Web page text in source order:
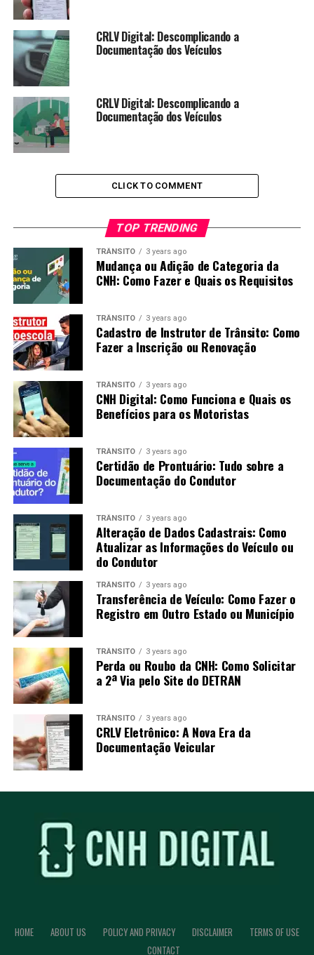
CRLV Digital: Descomplicando a
Documentação dos Veículos
CRLV Digital: Descomplicando a
Documentação dos Veículos
CLICK TO COMMENT
TOP TRENDING
TRÂNSITO 3 years ago
Mudança ou Adição de Categoria da
CNH: Como Fazer e Quais os Requisitos
TRÂNSITO 3 years ago
Cadastro de Instrutor de Trânsito: Como
Fazer a Inscrição ou Renovação
TRÂNSITO 3 years ago
CNH Digital: Como Funciona e Quais os
Benefícios para os Motoristas
TRÂNSITO 3 years ago
Certidão de Prontuário: Tudo sobre a
Documentação do Condutor
TRÂNSITO 3 years ago
Alteração de Dados Cadastrais: Como
Atualizar as Informações do Veículo ou
do Condutor
TRÂNSITO 3 years ago
Transferência de Veículo: Como Fazer o
Registro em Outro Estado ou Município
TRÂNSITO 3 years ago
Perda ou Roubo da CNH: Como Solicitar
a 2ª Via pelo Site do DETRAN
TRÂNSITO 3 years ago
CRLV Eletrônico: A Nova Era da
Documentação Veicular
HOME ABOUT US POLICY AND PRIVACY DISCLAIMER
TERMS OF USE
CONTACT